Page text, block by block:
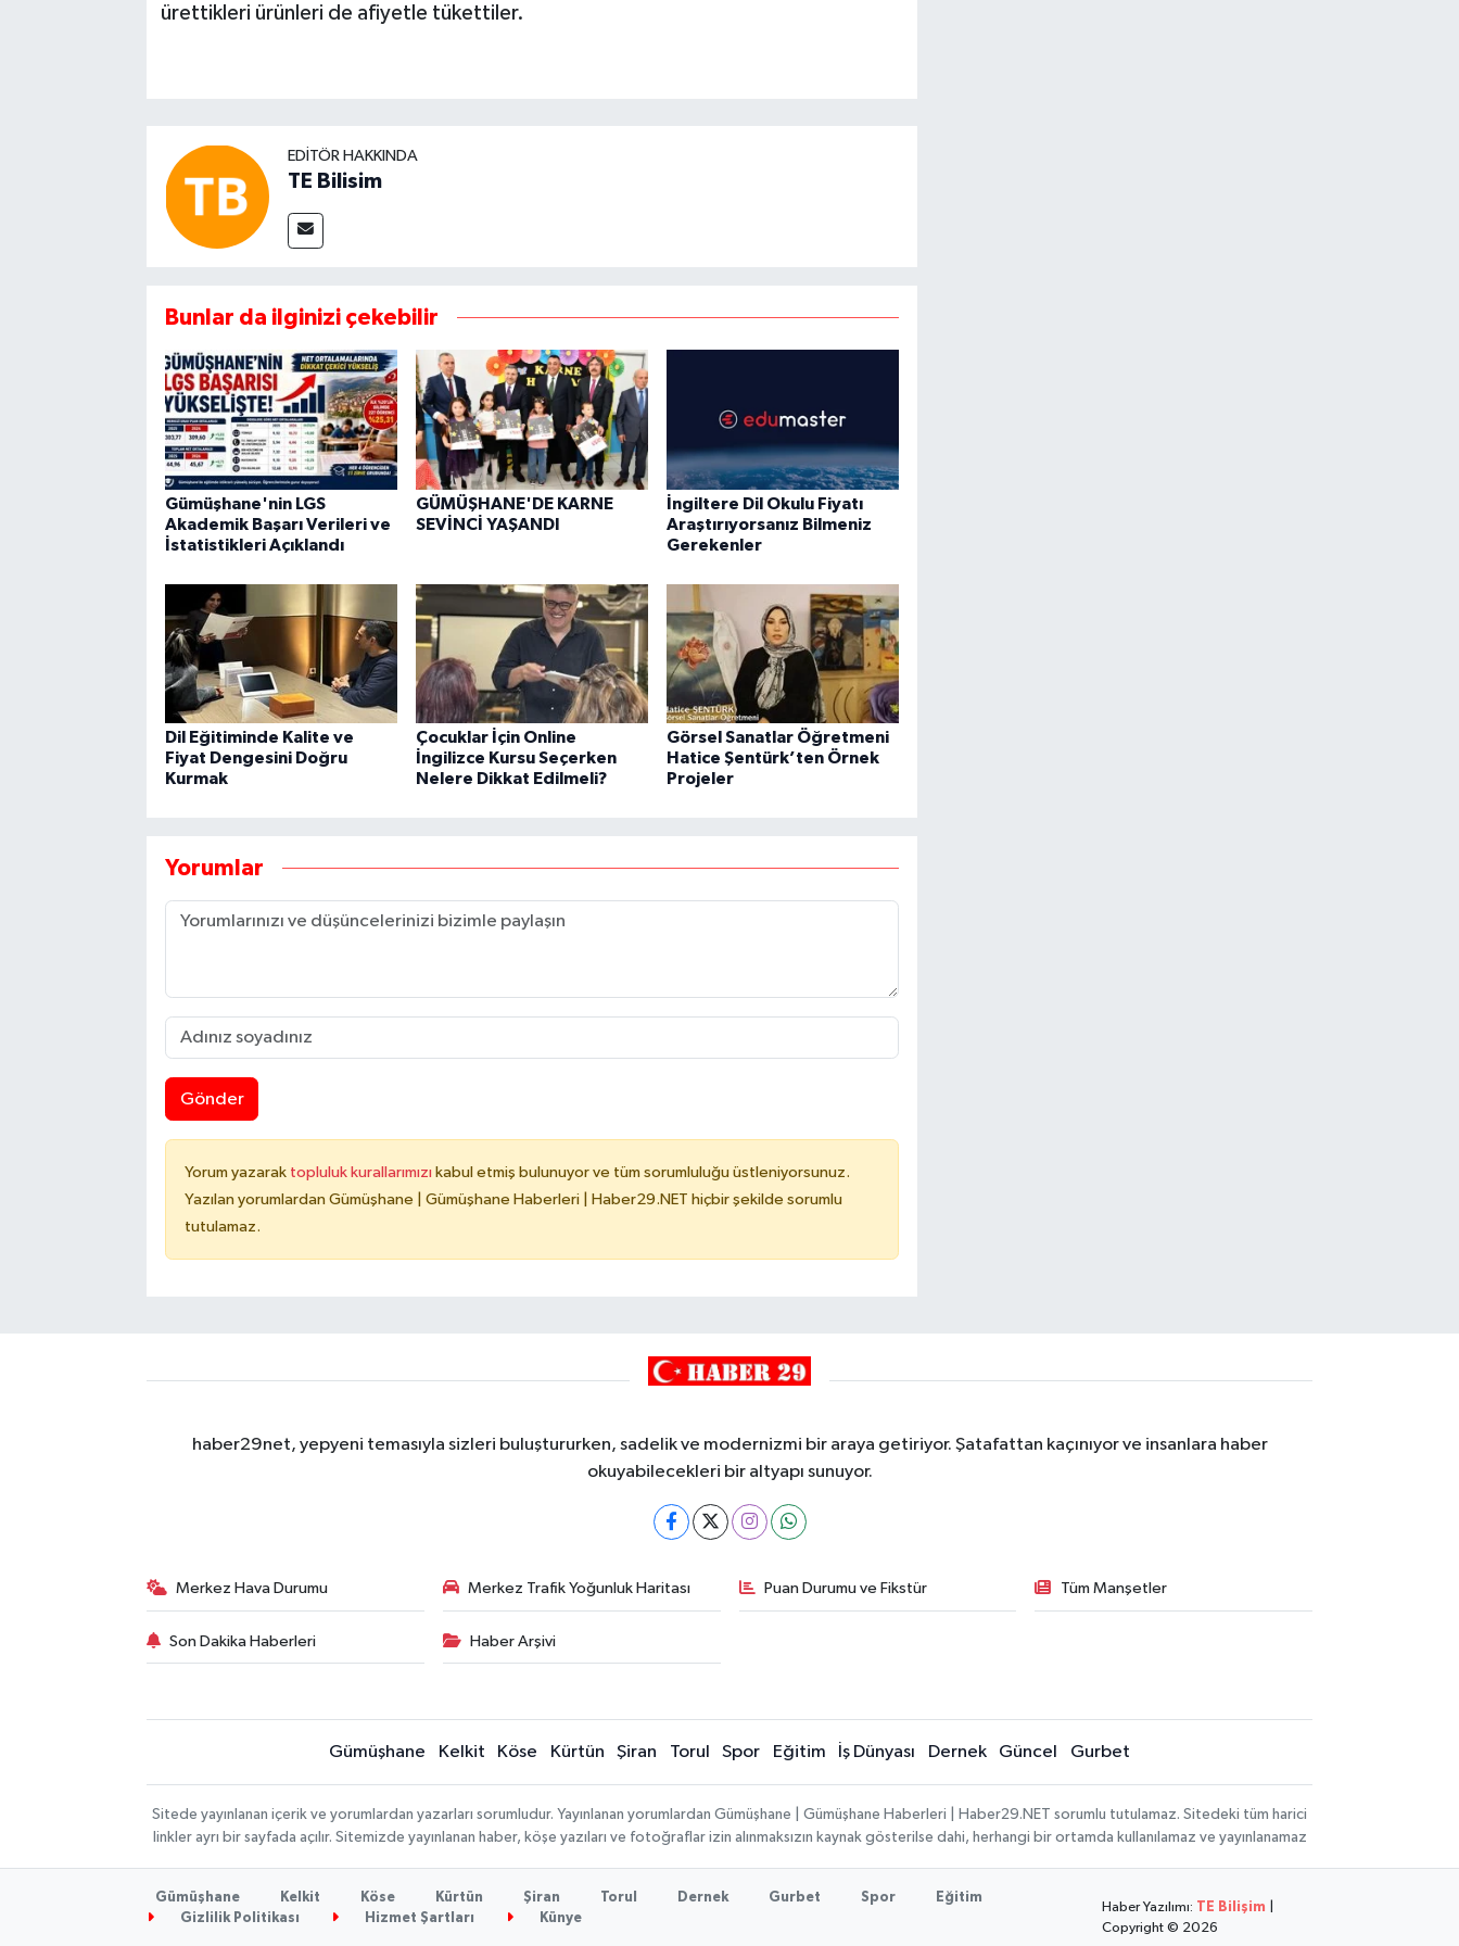
ürettikleri ürünleri de afiyetle tükettiler.
EDITÖR HAKKINDA
TE Bilisim
Bunlar da ilginizi çekebilir
Gümüşhane'nin LGS
Akademik Başarı Verileri ve
İstatistikleri Açıklandı
GÜMÜŞHANE'DE KARNE
SEVİNCİ YAŞANDI
İngiltere Dil Okulu Fiyatı
Araştırıyorsanız Bilmeniz
Gerekenler
Dil Eğitiminde Kalite ve
Fiyat Dengesini Doğru
Kurmak
Çocuklar İçin Online
İngilizce Kursu Seçerken
Nelere Dikkat Edilmeli?
Görsel Sanatlar Öğretmeni
Hatice Şentürk’ten Örnek
Projeler
Yorumlar
Gönder
Yorum yazarak topluluk kurallarımızı kabul etmiş bulunuyor ve tüm sorumluluğu üstleniyorsunuz.
Yazılan yorumlardan Gümüşhane | Gümüşhane Haberleri | Haber29.NET hiçbir şekilde sorumlu
tutulamaz.
haber29net, yepyeni temasıyla sizleri buluştururken, sadelik ve modernizmi bir araya getiriyor. Şatafattan kaçınıyor ve insanlara haber
okuyabilecekleri bir altyapı sunuyor.
Merkez Hava Durumu Merkez Trafik Yoğunluk Haritası Puan Durumu ve Fikstür Tüm Manşetler
Son Dakika Haberleri Haber Arşivi
Gümüşhane Kelkit Köse Kürtün Şiran Torul Spor Eğitim İş Dünyası Dernek Güncel Gurbet
Sitede yayınlanan içerik ve yorumlardan yazarları sorumludur. Yayınlanan yorumlardan Gümüşhane | Gümüşhane Haberleri | Haber29.NET sorumlu tutulamaz. Sitedeki tüm harici
linkler ayrı bir sayfada açılır. Sitemizde yayınlanan haber, köşe yazıları ve fotoğraflar izin alınmaksızın kaynak gösterilse dahi, herhangi bir ortamda kullanılamaz ve yayınlanamaz
Gümüşhane Kelkit Köse Kürtün Şiran Torul Dernek Gurbet Spor
Eğitim
Gizlilik Politikası
Hizmet Şartları Künye
Haber Yazılımı: TE Bilişim
Copyright © 2026